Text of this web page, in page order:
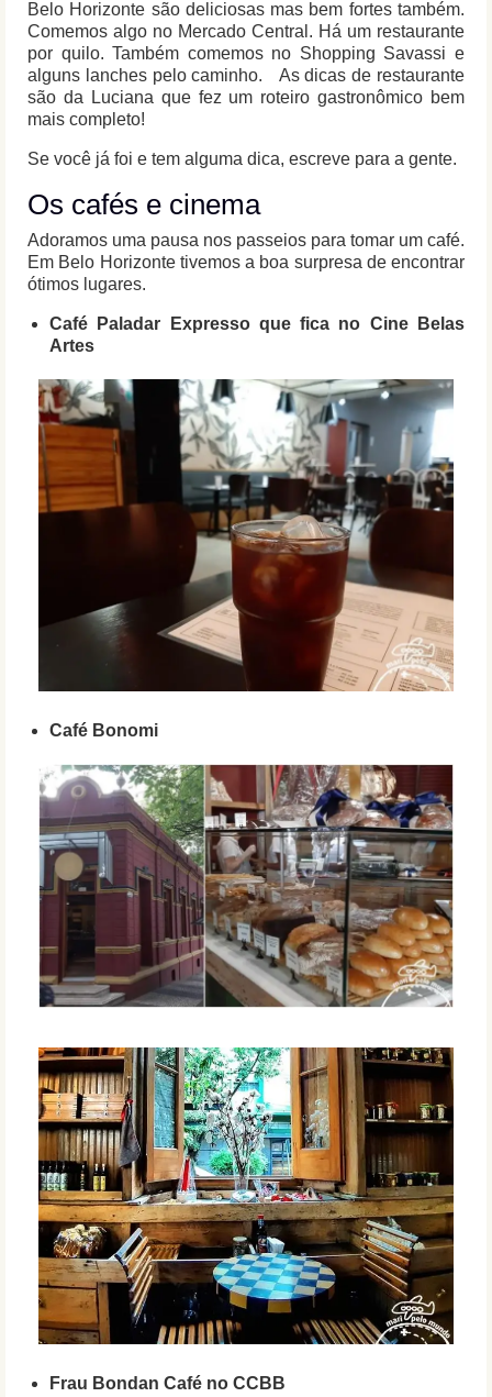
Belo Horizonte são deliciosas mas bem fortes também.
Comemos algo no Mercado Central. Há um restaurante
por quilo. Também comemos no Shopping Savassi e
alguns lanches pelo caminho. As dicas de restaurante
são da Luciana que fez um roteiro gastronômico bem
mais completo!
Se você já foi e tem alguma dica, escreve para a gente.
Os cafés e cinema
Adoramos uma pausa nos passeios para tomar um café.
Em Belo Horizonte tivemos a boa surpresa de encontrar
ótimos lugares.
Café Paladar Expresso que fica no Cine Belas
Artes
Café Bonomi
Frau Bondan Café no CCBB